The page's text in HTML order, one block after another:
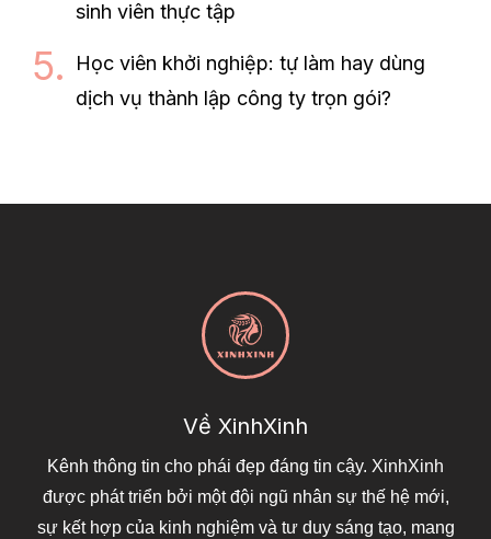
sinh viên thực tập
Học viên khởi nghiệp: tự làm hay dùng
dịch vụ thành lập công ty trọn gói?
Về XinhXinh
Kênh thông tin cho phái đẹp đáng tin cậy. XinhXinh
được phát triển bởi một đội ngũ nhân sự thế hệ mới,
sự kết hợp của kinh nghiệm và tư duy sáng tạo, mang